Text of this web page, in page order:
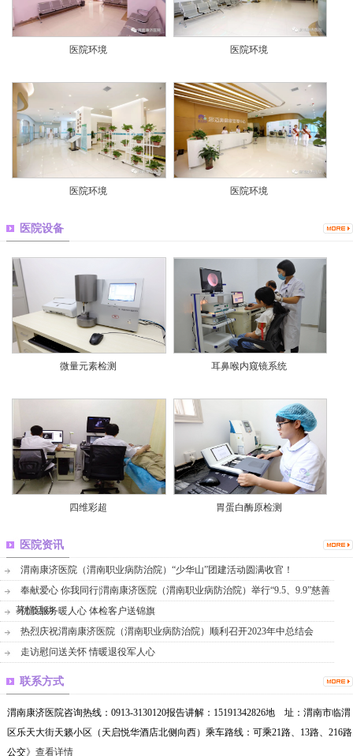
医院环境 医院环境
医院环境 医院环境
医院设备
微量元素检测 耳鼻喉内窥镜系统
四维彩超 胃蛋白酶原检测
医院资讯
渭南康济医院（渭南职业病防治院）“少华山”团建活动圆满收官！
奉献爱心 你我同行|渭南康济医院（渭南职业病防治院）举行“9.5、9.9”慈善
募捐活动
优质服务暖人心 体检客户送锦旗
热烈庆祝渭南康济医院（渭南职业病防治院）顺利召开2023年中总结会
走访慰问送关怀 情暖退役军人心
联系方式
渭南康济医院咨询热线：0913-3130120报告讲解：15191342826地 址：渭南市临渭
区乐天大街天籁小区（天启悦华酒店北侧向西）乘车路线：可乘21路、13路、216路
公交》查看详情